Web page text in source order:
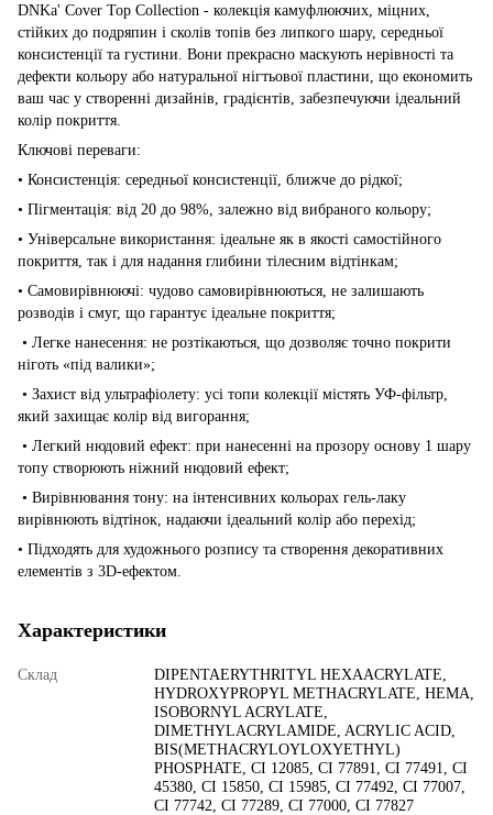
DNKa' Cover Top Collection - колекція камуфлюючих, міцних,
стійких до подряпин і сколів топів без липкого шару, середньої
консистенції та густини. Вони прекрасно маскують нерівності та
дефекти кольору або натуральної нігтьової пластини, що економить
ваш час у створенні дизайнів, градієнтів, забезпечуючи ідеальний
колір покриття.
Ключові переваги:
• Консистенція: cередньої консистенції, ближче до рідкої;
• Пігментація: від 20 до 98%, залежно від вибраного кольору;
• Універсальне використання: ідеальне як в якості самостійного
покриття, так і для надання глибини тілесним відтінкам;
• Самовирівнюючі: чудово самовирівнюються, не залишають
розводів і смуг, що гарантує ідеальне покриття;
• Легке нанесення: не розтікаються, що дозволяє точно покрити
ніготь «під валики»;
• Захист від ультрафіолету: усі топи колекції містять УФ-фільтр,
який захищає колір від вигорання;
• Легкий нюдовий ефект: при нанесенні на прозору основу 1 шару
топу створюють ніжний нюдовий ефект;
• Вирівнювання тону: на інтенсивних кольорах гель-лаку
вирівнюють відтінок, надаючи ідеальний колір або перехід;
• Підходять для художнього розпису та створення декоративних
елементів з 3D-ефектом.
Характеристики
Склад
DIPENTAERYTHRITYL HEXAACRYLATE,
HYDROXYPROPYL METHACRYLATE, HEMA,
ISOBORNYL ACRYLATE,
DIMETHYLACRYLAMIDE, ACRYLIC ACID,
BIS(METHACRYLOYLOXYETHYL)
PHOSPHATE, CI 12085, CI 77891, CI 77491, CI
45380, CI 15850, CI 15985, CI 77492, CI 77007,
CI 77742, CI 77289, CI 77000, CI 77827